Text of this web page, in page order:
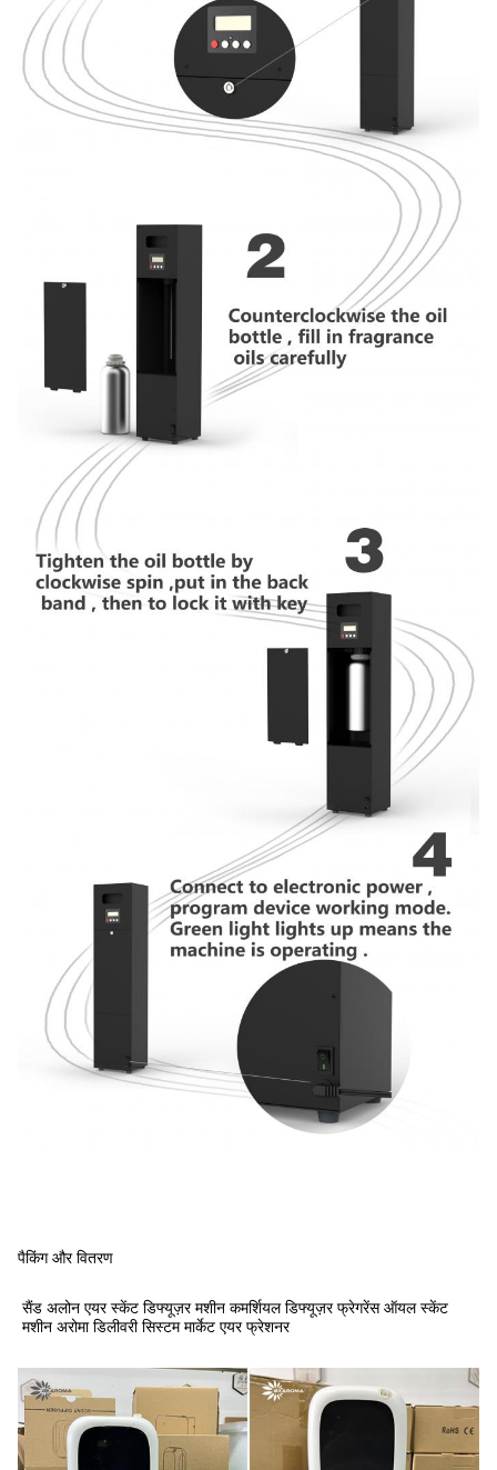
पैकिंग और वितरण
सैंड अलोन एयर स्केंट डिफ्यूज़र मशीन कमर्शियल डिफ्यूज़र फ्रेगरेंस ऑयल स्केंट
मशीन अरोमा डिलीवरी सिस्टम मार्केट एयर फ्रेशनर